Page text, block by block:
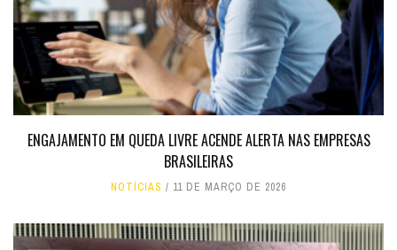
ENGAJAMENTO EM QUEDA LIVRE ACENDE ALERTA NAS EMPRESAS
BRASILEIRAS
NOTÍCIAS 11 DE MARÇO DE 2026